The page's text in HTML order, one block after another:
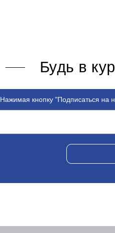
Будь в
Нажимая кнопку "Подписаться на